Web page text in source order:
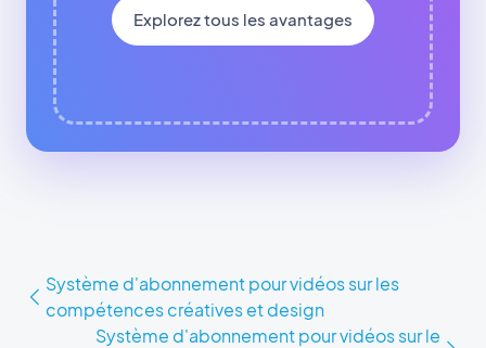
Explorez tous les avantages
Système d'abonnement pour vidéos sur les
compétences créatives et design
Système d'abonnement pour vidéos sur le